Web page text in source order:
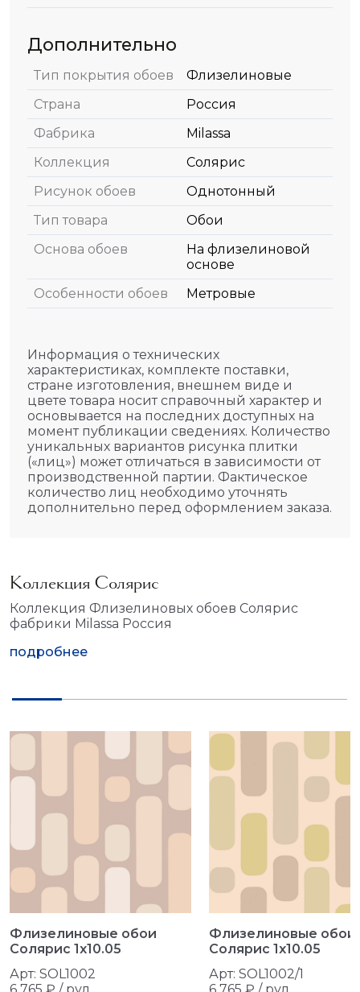
Дополнительно
Тип покрытия обоев
Флизелиновые
Страна
Россия
Фабрика
Milassa
Коллекция
Солярис
Рисунок обоев
Однотонный
Тип товара
Обои
Основа обоев
На флизелиновой
основе
Особенности обоев
Метровые
Информация о технических
характеристиках, комплекте поставки,
стране изготовления, внешнем виде и
цвете товара носит справочный характер и
основывается на последних доступных на
момент публикации сведениях. Количество
уникальных вариантов рисунка плитки
(«лиц») может отличаться в зависимости от
производственной партии. Фактическое
количество лиц необходимо уточнять
дополнительно перед оформлением заказа.
Коллекция Солярис
Коллекция Флизелиновых обоев Солярис
фабрики Milassa Россия
подробнее
Флизелиновые обои
Солярис 1x10.05
Арт: SOL1002
Флизелиновые обои
Солярис 1x10.05
Арт: SOL1002/1